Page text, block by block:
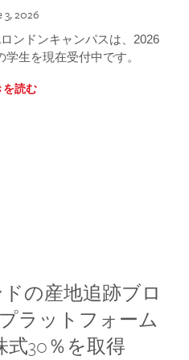
3, 2026
ンドンキャンパスは、2026
生を現在受付中です。
を読む
の産地追跡ブロ
ラットフォーム
式30％を取得